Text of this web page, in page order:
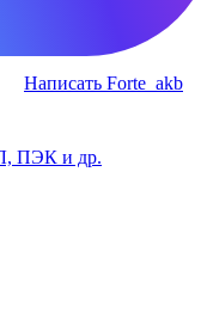
Написать Forte_akb
ПЭК и др.